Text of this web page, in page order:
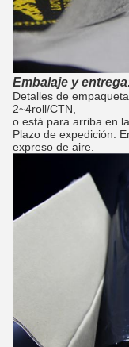
Embalaje y
Detalles de
2~4roll/CTN,
o está para arriba en
Plazo de expedición:
expreso de aire.